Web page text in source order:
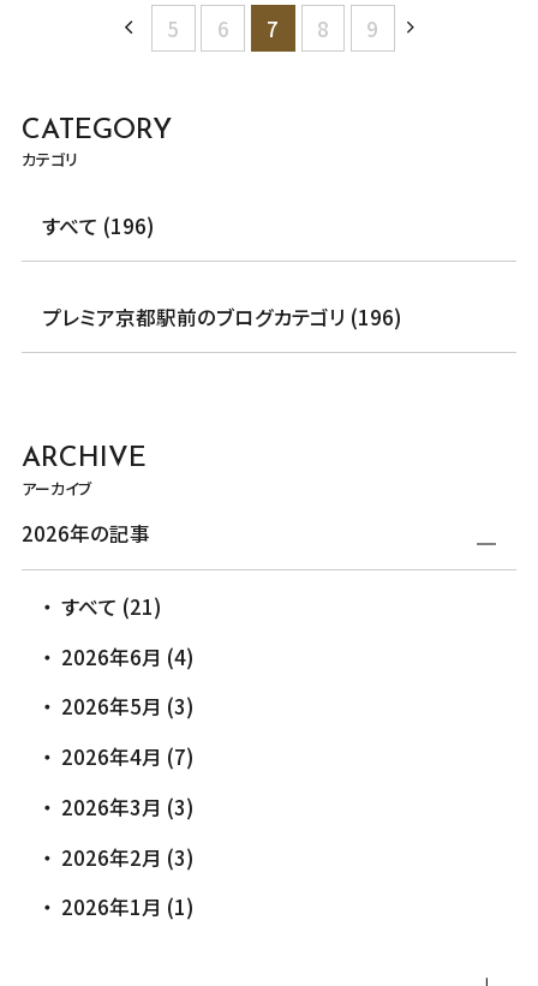
5 6 7 8 9
CATEGORY
カテゴリ
すべて (196)
プレミア京都駅前のブログカテゴリ (196)
ARCHIVE
アーカイブ
2026年の記事
すべて (21)
2026年6月 (4)
2026年5月 (3)
2026年4月 (7)
2026年3月 (3)
2026年2月 (3)
2026年1月 (1)